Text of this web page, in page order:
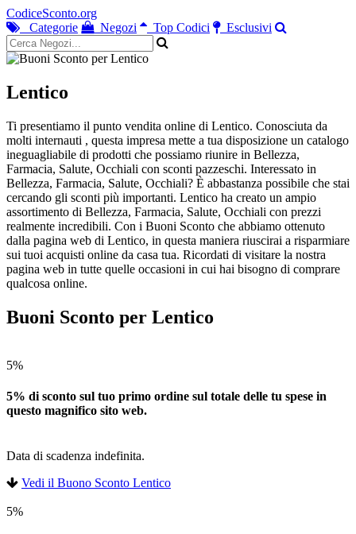
CodiceSconto.org
Categorie
Negozi Top Codici Esclusivi
Lentico
Ti presentiamo il punto vendita online di Lentico. Conosciuta da
molti internauti , questa impresa mette a tua disposizione un catalogo
ineguagliabile di prodotti che possiamo riunire in Bellezza,
Farmacia, Salute, Occhiali con sconti pazzeschi. Interessato in
Bellezza, Farmacia, Salute, Occhiali? È abbastanza possibile che stai
cercando gli sconti più importanti. Lentico ha creato un ampio
assortimento di Bellezza, Farmacia, Salute, Occhiali con prezzi
realmente incredibili. Con i Buoni Sconto che abbiamo ottenuto
dalla pagina web di Lentico, in questa maniera riuscirai a risparmiare
sui tuoi acquisti online da casa tua. Ricordati di visitare la nostra
pagina web in tutte quelle occasioni in cui hai bisogno di comprare
qualcosa online.
Buoni Sconto per Lentico
5%
5% di sconto sul tuo primo ordine sul totale delle tu spese in
questo magnifico sito web.
Data di scadenza indefinita.
Vedi il Buono Sconto Lentico
5%